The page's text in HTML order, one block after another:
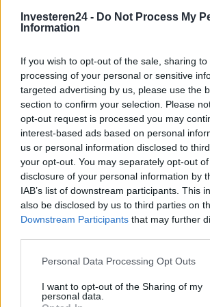
Investeren24 - Do Not Process My
Information
If you wish to opt-out of the sale, sharing
processing of your personal or sensitive
targeted advertising by us, please use the
section to confirm your selection. Please
opt-out request is processed you may
interest-based ads based on personal
us or personal information disclosed to
your opt-out. You may separately opt-out
disclosure of your personal information by
IAB’s list of downstream participants. This
also be disclosed by us to third parties on
Downstream Participants that may further
Please note that this website/app uses one
not limited to your visit or usage behaviour.
grant or deny consent to Google and its
Personal Data Processing Opt Outs
I want to opt-out of the Sharing of my
personal data.
Verder lezen
FINANCIËN